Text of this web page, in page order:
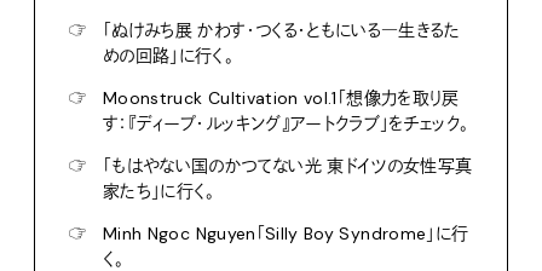
☞
「ぬけみち展 かわす・つくる・ともにいる―生きるた
めの回路」に行く。
☞
Moonstruck Cultivation vol.1「想像力を取り戻
す：『ディープ・ルッキング』アートクラブ」をチェック。
☞
「もはやない国のかつてない光 東ドイツの女性写真
家たち」に行く。
☞
Minh Ngoc Nguyen「Silly Boy Syndrome」に行
く。